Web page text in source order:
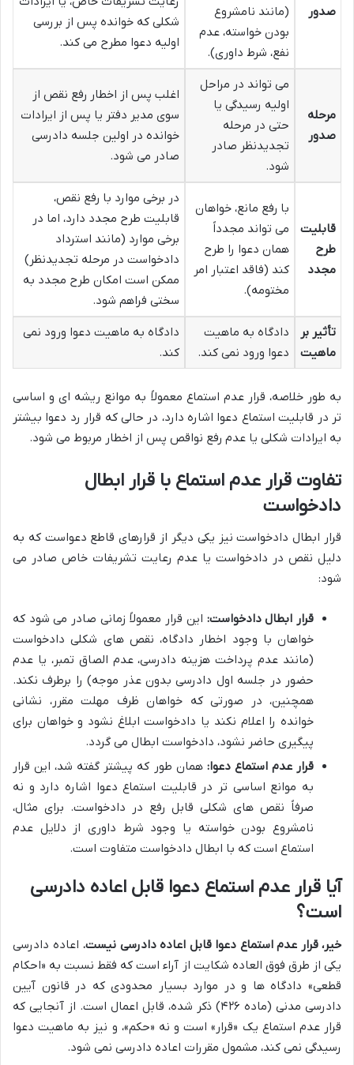
صدور
(مانند نامشروع
بودن خواسته، عدم
نفع، شرط داوری).
شکلی که خوانده پس از بررسی
اولیه دعوا مطرح می کند.
مرحله
صدور
می تواند در مراحل
اولیه رسیدگی یا
حتی در مرحله
تجدیدنظر صادر
شود.
اغلب پس از اخطار رفع نقص از
سوی مدیر دفتر یا پس از ایرادات
خوانده در اولین جلسه دادرسی
صادر می شود.
قابلیت
طرح
مجدد
با رفع مانع، خواهان
می تواند مجدداً
همان دعوا را طرح
کند (فاقد اعتبار امر
مختومه).
در برخی موارد با رفع نقص،
قابلیت طرح مجدد دارد، اما در
برخی موارد (مانند استرداد
دادخواست در مرحله تجدیدنظر)
ممکن است امکان طرح مجدد به
سختی فراهم شود.
تأثیر بر
ماهیت
دادگاه به ماهیت
دعوا ورود نمی کند.
دادگاه به ماهیت دعوا ورود نمی
کند.
به طور خلاصه، قرار عدم استماع معمولاً به موانع ریشه ای و اساسی
تر در قابلیت استماع دعوا اشاره دارد، در حالی که قرار رد دعوا بیشتر
به ایرادات شکلی یا عدم رفع نواقص پس از اخطار مربوط می شود.
تفاوت قرار عدم استماع با قرار ابطال
دادخواست
قرار ابطال دادخواست نیز یکی دیگر از قرارهای قاطع دعواست که به
دلیل نقص در دادخواست یا عدم رعایت تشریفات خاص صادر می
شود:
قرار ابطال دادخواست: این قرار معمولاً زمانی صادر می شود که
خواهان با وجود اخطار دادگاه، نقص های شکلی دادخواست
(مانند عدم پرداخت هزینه دادرسی، عدم الصاق تمبر، یا عدم
حضور در جلسه اول دادرسی بدون عذر موجه) را برطرف نکند.
همچنین، در صورتی که خواهان ظرف مهلت مقرر، نشانی
خوانده را اعلام نکند یا دادخواست ابلاغ نشود و خواهان برای
پیگیری حاضر نشود، دادخواست ابطال می گردد.
قرار عدم استماع دعوا: همان طور که پیشتر گفته شد، این قرار
به موانع اساسی تر در قابلیت استماع دعوا اشاره دارد و نه
صرفاً نقص های شکلی قابل رفع در دادخواست. برای مثال،
نامشروع بودن خواسته یا وجود شرط داوری از دلایل عدم
استماع است که با ابطال دادخواست متفاوت است.
آیا قرار عدم استماع دعوا قابل اعاده دادرسی
است؟
خیر، قرار عدم استماع دعوا قابل اعاده دادرسی نیست. اعاده دادرسی
یکی از طرق فوق العاده شکایت از آراء است که فقط نسبت به «احکام
قطعی» دادگاه ها و در موارد بسیار محدودی که در قانون آیین
دادرسی مدنی (ماده ۴۲۶) ذکر شده، قابل اعمال است. از آنجایی که
قرار عدم استماع یک «قرار» است و نه «حکم»، و نیز به ماهیت دعوا
رسیدگی نمی کند، مشمول مقررات اعاده دادرسی نمی شود.